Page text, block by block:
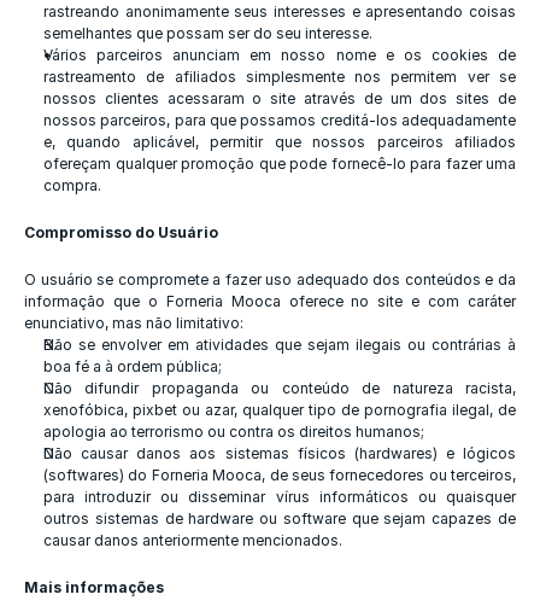
rastreando anonimamente seus interesses e apresentando coisas
semelhantes que possam ser do seu interesse.
Vários parceiros anunciam em nosso nome e os cookies de
rastreamento de afiliados simplesmente nos permitem ver se
nossos clientes acessaram o site através de um dos sites de
nossos parceiros, para que possamos creditá-los adequadamente
e, quando aplicável, permitir que nossos parceiros afiliados
ofereçam qualquer promoção que pode fornecê-lo para fazer uma
compra.
Compromisso do Usuário
O usuário se compromete a fazer uso adequado dos conteúdos e da
informação que o Forneria Mooca oferece no site e com caráter
enunciativo, mas não limitativo:
Não se envolver em atividades que sejam ilegais ou contrárias à
boa fé a à ordem pública;
Não difundir propaganda ou conteúdo de natureza racista,
xenofóbica, pixbet ou azar, qualquer tipo de pornografia ilegal, de
apologia ao terrorismo ou contra os direitos humanos;
Não causar danos aos sistemas físicos (hardwares) e lógicos
(softwares) do Forneria Mooca, de seus fornecedores ou terceiros,
para introduzir ou disseminar vírus informáticos ou quaisquer
outros sistemas de hardware ou software que sejam capazes de
causar danos anteriormente mencionados.
Mais informações